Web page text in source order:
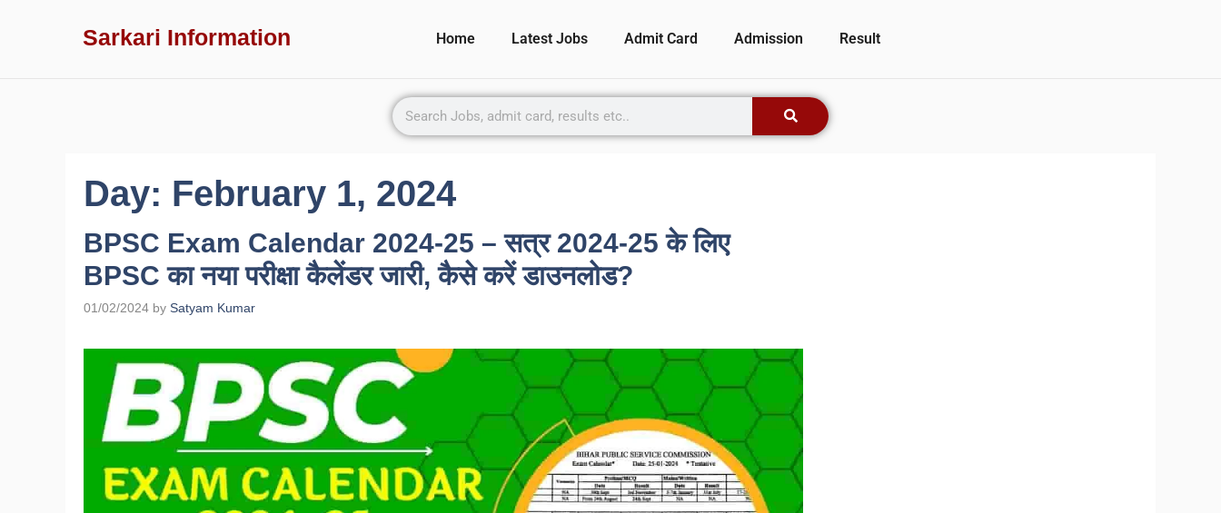
Sarkari Information Home Latest Jobs Admit Card Admission Result
Day: February 1, 2024
BPSC Exam Calendar 2024-25 – सत्र 2024-25 के लिए
BPSC का नया परीक्षा कैलेंडर जारी, कैसे करें डाउनलोड?
01/02/2024 by Satyam Kumar